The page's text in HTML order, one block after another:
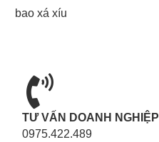
bao xá xíu
TƯ VẤN DOANH NGHIỆP
0975.422.489